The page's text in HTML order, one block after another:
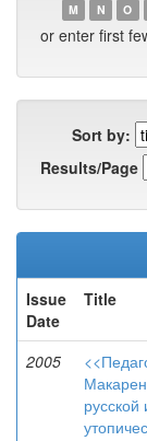
M
N O
or enter first
Sort by:
Results/Page
Issue
Date
Title
2005